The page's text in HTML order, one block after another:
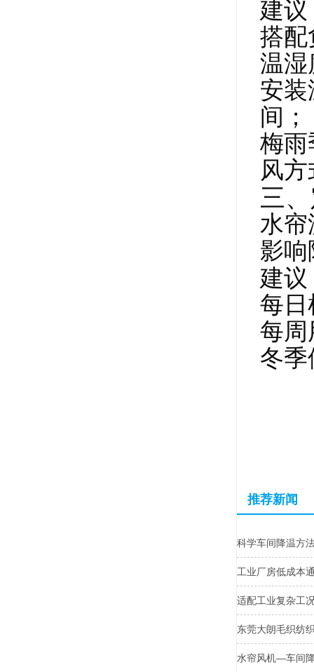
建议
搭配
温湿
安装
间；
梅雨
风
三
水
影响
建议
每日
每周
冬季
推荐新闻
科学车间降温方
工业厂房低成本
适配工业复杂工
东莞大朗毛织纺
水帘风机—车间